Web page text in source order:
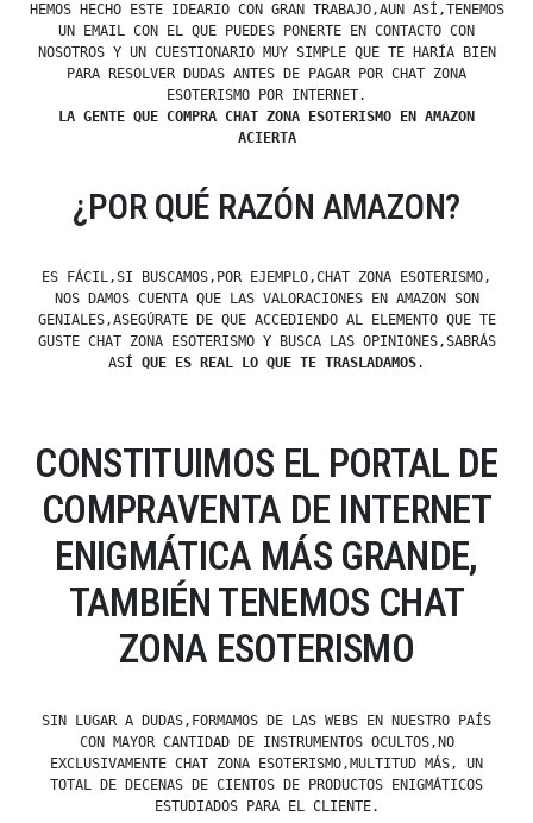
HEMOS HECHO ESTE IDEARIO CON GRAN TRABAJO,AUN ASÍ,TENEMOS
UN EMAIL CON EL QUE PUEDES PONERTE EN CONTACTO CON
NOSOTROS Y UN CUESTIONARIO MUY SIMPLE QUE TE HARÍA BIEN
PARA RESOLVER DUDAS ANTES DE PAGAR POR CHAT ZONA
ESOTERISMO POR INTERNET.
LA GENTE QUE COMPRA CHAT ZONA ESOTERISMO EN AMAZON
ACIERTA
¿POR QUÉ RAZÓN AMAZON?
ES FÁCIL,SI BUSCAMOS,POR EJEMPLO,CHAT ZONA ESOTERISMO,
NOS DAMOS CUENTA QUE LAS VALORACIONES EN AMAZON SON
GENIALES,ASEGÚRATE DE QUE ACCEDIENDO AL ELEMENTO QUE TE
GUSTE CHAT ZONA ESOTERISMO Y BUSCA LAS OPINIONES,SABRÁS
ASÍ QUE ES REAL LO QUE TE TRASLADAMOS.
CONSTITUIMOS EL PORTAL DE
COMPRAVENTA DE INTERNET
ENIGMÁTICA MÁS GRANDE,
TAMBIÉN TENEMOS CHAT
ZONA ESOTERISMO
SIN LUGAR A DUDAS,FORMAMOS DE LAS WEBS EN NUESTRO PAÍS
CON MAYOR CANTIDAD DE INSTRUMENTOS OCULTOS,NO
EXCLUSIVAMENTE CHAT ZONA ESOTERISMO,MULTITUD MÁS, UN
TOTAL DE DECENAS DE CIENTOS DE PRODUCTOS ENIGMÁTICOS
ESTUDIADOS PARA EL CLIENTE.